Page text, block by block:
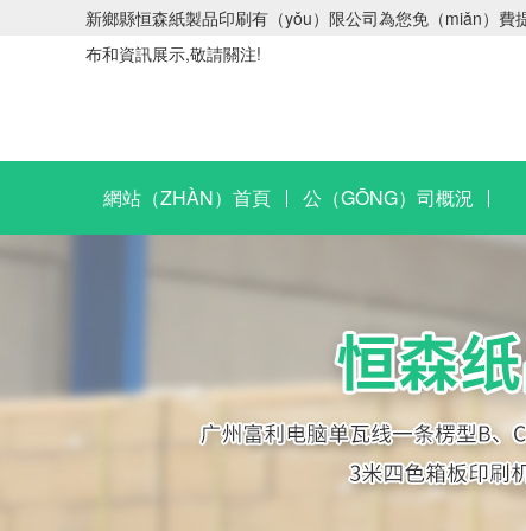
新鄉縣恒森紙製品印刷有（yǒu）限公司為您免（miǎn）
布和資訊展示,敬請關注!
網站（ZHÀN）首頁 公（GŌNG）司概況